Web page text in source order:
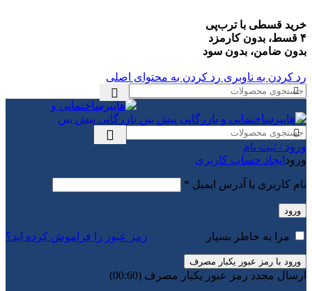
خرید قسطی با ترب‌پی
۴ قسط، بدون کارمزد
بدون ضامن، بدون سود
رد کردن به ناوبری رد کردن به محتوای اصلی
ورود / ثبت نام
ورود ایجاد حساب کاربری
نام کاربری یا آدرس ایمیل *
ورود
رمز عبور را فراموش کرده اید؟ مرا به خاطر بسپار
ورود با رمز عبور یکبار مصرف
ارسال مجدد رمز عبور یکبار مصرف (00:
60
)